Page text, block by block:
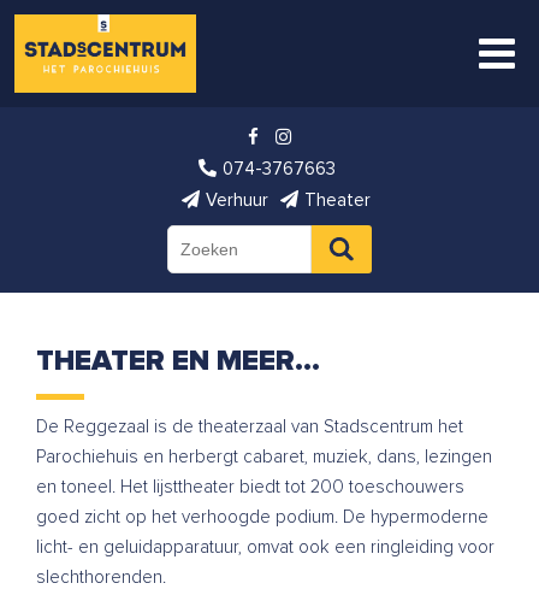
074-3767663
Verhuur
Theater
THEATER EN MEER…
De Reggezaal is de theaterzaal van Stadscentrum het
Parochiehuis en herbergt cabaret, muziek, dans, lezingen
en toneel. Het lijsttheater biedt tot 200 toeschouwers
goed zicht op het verhoogde podium. De hypermoderne
licht- en geluidapparatuur, omvat ook een ringleiding voor
slechthorenden.